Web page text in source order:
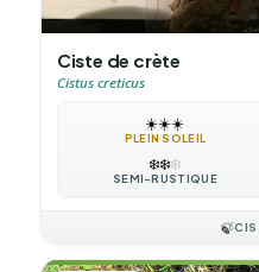
Ciste de crète
Cistus creticus
☀️☀️☀️
PLEIN SOLEIL
❄️❄️❄️
SEMI-RUSTIQUE
🍃